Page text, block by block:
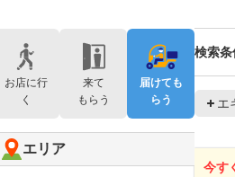
検索条
エ
今す
お店に行
く
来て
もらう
届けても
らう
エリア